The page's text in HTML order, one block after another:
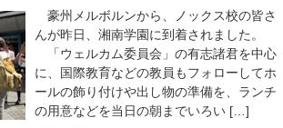
豪州メルボルンから、ノックス校の皆さ
んが昨日、湘南学園に到着されました。
「ウェルカム委員会」の有志諸君を中心
に、国際教育などの教員もフォローしてホ
ールの飾り付けや出し物の準備を、ランチ
の用意などを当日の朝までいろい […]